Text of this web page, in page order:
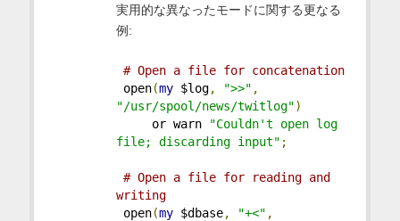
実用的な異なったモードに関する更なる
例:
# Open a file for concatenation
open(my $log, ">>" ,
"/usr/spool/news/twitlog")
or warn
"Couldn't open log
file; discarding input" ;
# Open a file for reading and
writing
open(my $dbase, "+<" ,